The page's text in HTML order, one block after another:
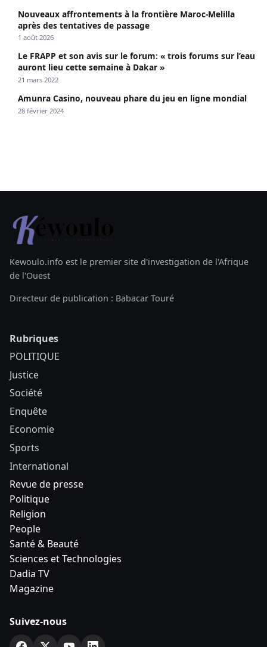
Nouveaux affrontements à la frontière Maroc-Melilla
après des tentatives de passage
1 août 2026
Le FRAPP et son avis sur le forum: « trois forums sur l’eau
auront lieu cette semaine à Dakar »
21 mars 2022
Amunra Casino, nouveau phare du jeu en ligne mondial
28 février 2024
Kewoulo.info est le premier site d'investigation de l'Afrique
de l'Ouest
Directeur de publication : Babacar Touré
Rubriques
POLITIQUE
Justice
Société
Enquête
Economie
Sports
International
Revue de presse
Politique
Religion
People
Santé & Beauté
Sciences et Technologies
Dadia TV
Magazine
Suivez-nous